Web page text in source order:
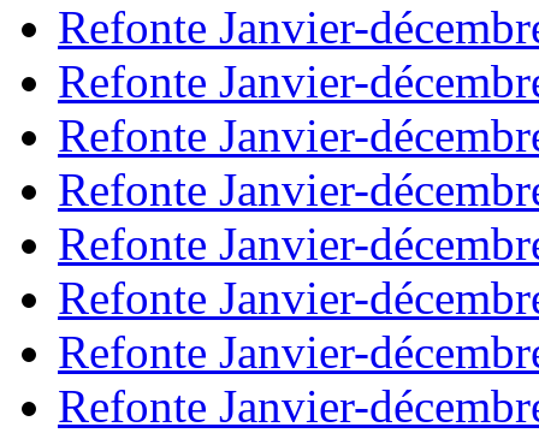
Refonte Janvier-
Refonte Janvier-
Refonte Janvier-
Refonte Janvier-
Refonte Janvier-
Refonte Janvier-
Refonte Janvier-
Refonte Janvier-